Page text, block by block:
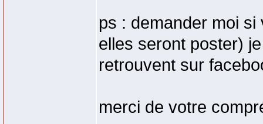
ps : demander moi
elles seront poster)
retrouvent sur
merci de votre